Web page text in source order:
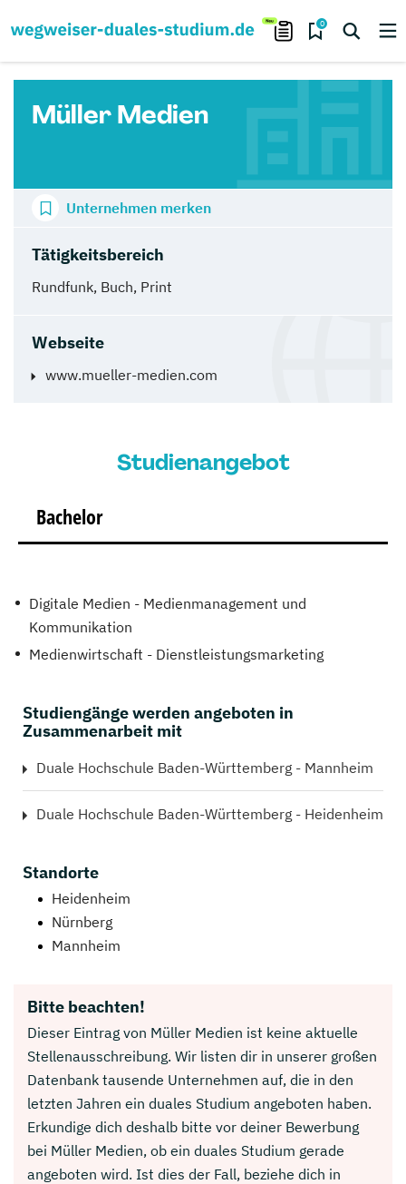
0
Müller Medien
Tätigkeitsbereich
Rundfunk, Buch, Print
Webseite
www.mueller-medien.com
Unternehmen merken
Studienangebot
Bachelor
Digitale Medien - Medienmanagement und
Kommunikation
Medienwirtschaft - Dienstleistungsmarketing
Studiengänge werden angeboten in
Zusammenarbeit mit
Duale Hochschule Baden-Württemberg - Mannheim
Duale Hochschule Baden-Württemberg - Heidenheim
Standorte
Heidenheim
Nürnberg
Mannheim
Bitte beachten!
Dieser Eintrag von Müller Medien ist keine aktuelle
Stellenausschreibung. Wir listen dir in unserer großen
Datenbank tausende Unternehmen auf, die in den
letzten Jahren ein duales Studium angeboten haben.
Erkundige dich deshalb bitte vor deiner Bewerbung
bei Müller Medien, ob ein duales Studium gerade
angeboten wird. Ist dies der Fall, beziehe dich in